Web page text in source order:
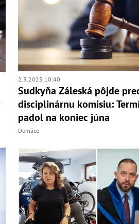
2.5.2025 10:40
Sudkyňa Záleská pôjde
disciplinárnu komisiu:
padol na koniec júna
Domáce